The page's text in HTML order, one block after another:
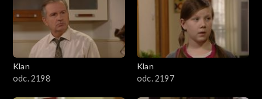
4201–4300
4101–4200
Klan
odc. 2198
Klan
odc. 2197